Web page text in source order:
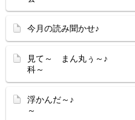
今月の読み聞かせ♪
見て～ まん丸ぅ
科～
浮かんだ～♪
～